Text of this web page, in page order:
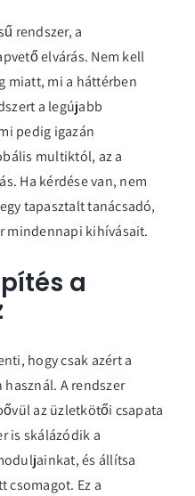
rendszer, a
elvárás. Nem kell
miatt, mi a háttérben
a legújabb
pedig igazán
multiktól, az a
Ha kérdése van, nem
tapasztalt tanácsadó,
mindennapi kihívásait.
a
hogy csak azért a
A rendszer
az üzletkötői csapata
is skálázódik a
, és állítsa
csomagot. Ez a